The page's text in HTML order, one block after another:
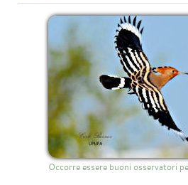
Occorre essere buoni osservatori